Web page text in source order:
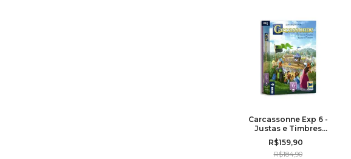
Carcassonne Exp 6 -
Justas e Timbres
Nova Edição
R$159,90
R$184,90